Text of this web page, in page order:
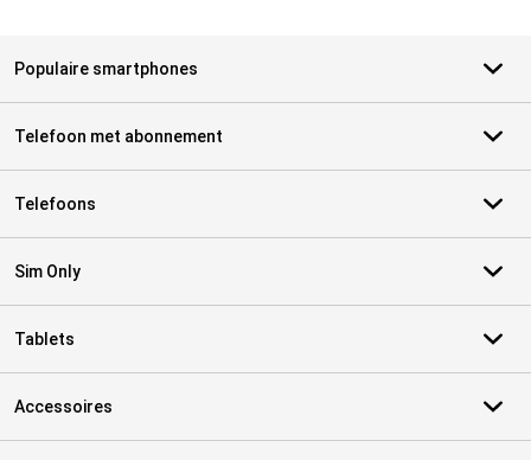
Populaire smartphones
Telefoon met abonnement
Telefoons
Sim Only
Tablets
Accessoires